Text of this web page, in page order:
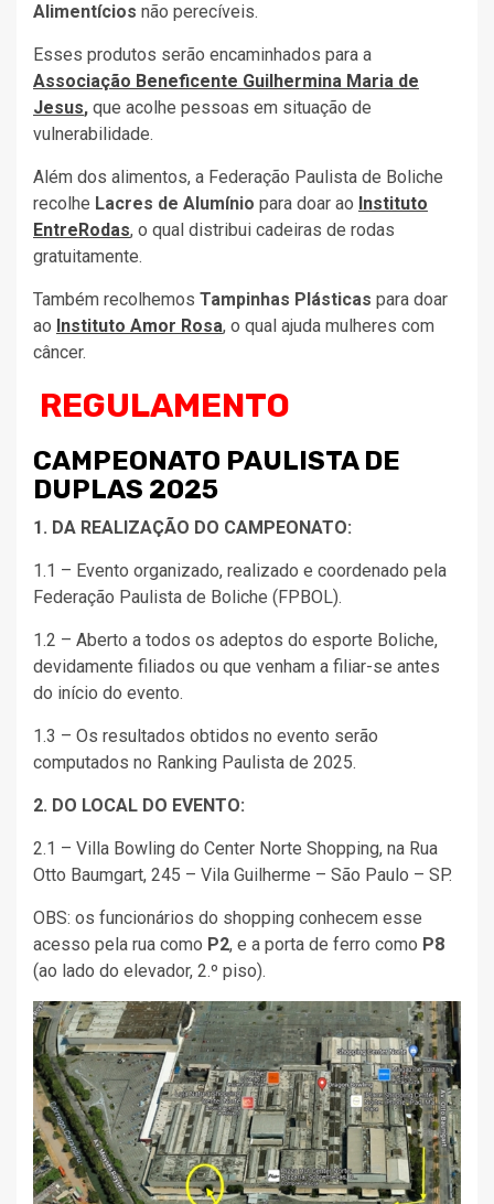
Alimentícios não perecíveis.
Esses produtos serão encaminhados para a
Associação Beneficente Guilhermina Maria de
Jesus, que acolhe pessoas em situação de
vulnerabilidade.
Além dos alimentos, a Federação Paulista de Boliche
recolhe Lacres de Alumínio para doar ao Instituto
EntreRodas, o qual distribui cadeiras de rodas
gratuitamente.
Também recolhemos Tampinhas Plásticas para doar
ao Instituto Amor Rosa, o qual ajuda mulheres com
câncer.
REGULAMENTO
CAMPEONATO PAULISTA DE
DUPLAS 2025
1. DA REALIZAÇÃO DO CAMPEONATO:
1.1 – Evento organizado, realizado e coordenado pela
Federação Paulista de Boliche (FPBOL).
1.2 – Aberto a todos os adeptos do esporte Boliche,
devidamente filiados ou que venham a filiar-se antes
do início do evento.
1.3 – Os resultados obtidos no evento serão
computados no Ranking Paulista de 2025.
2. DO LOCAL DO EVENTO:
2.1 – Villa Bowling do Center Norte Shopping, na Rua
Otto Baumgart, 245 – Vila Guilherme – São Paulo – SP.
OBS: os funcionários do shopping conhecem esse
acesso pela rua como P2, e a porta de ferro como P8
(ao lado do elevador, 2.º piso).